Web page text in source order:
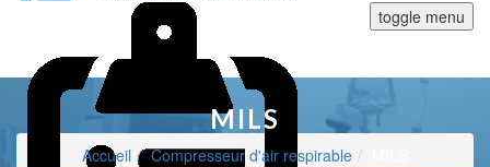
toggle menu
MILS
Accueil Compresseur d'air respirable